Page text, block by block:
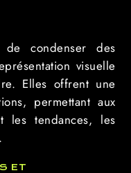
de condenser des
visuelle
Elles offrent une
permettant aux
les tendances, les
ET